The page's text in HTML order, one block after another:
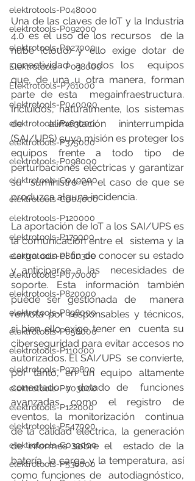
elektrotools-P048000
elektrotools-P092000
elektrotools-P027000
Elektrotools - P038000
Elektrotools-P761000
elektrotools-P040000
elektrotools-P463000
elektrotools-P375000
elektrotools-P098000
elektrotools-C049000
elektrotools-C004000
elektrotools-P120000
elektrotools-P179000
elektrotools-P800300
elektrotools-P070000
elektrotools-P820000
elektrotools-P898000
elektrotools-P058000
elektrotools-P110000
elektrotools-P979800
elektrotools-P003000
elektrotools-P122000
elektrotools-P547000
elektrotools-C039000
elektrotools-P536000
Una de las claves de IoT y la Industria
4.0 es el uso de los recursos  de la
nube (cloud) y ello exige dotar de
conectividad a todos los  equipos
que, de una u otra manera, forman
parte de esta  megainfraestructura.
Incluidos, naturalmente, los sistemas
de  alimentación ininterrumpida
(SAI/UPS) cuya misión es proteger los
equipos frente a todo tipo de
perturbaciones eléctricas y garantizar
su  suministro en el caso de que se
produzca alguna incidencia.
La aportación de IoT a los SAI/UPS es
la comunicación entre el  sistema y la
carga con el fin de conocer su estado
y anticiparse a las  necesidades de
soporte. Esta información también
puede ser gestionada de  manera
remota por responsables y técnicos,
si bien ello exige tener en  cuenta su
ciberseguridad para evitar accesos no
autorizados. El SAI/UPS  se convierte,
por tanto, en un equipo altamente
conectado y dotado de  funciones
avanzadas como el registro de
eventos, la monitorización  continua
de la calidad eléctrica, la generación
de informes sobre el  estado de la
batería, la carga y la temperatura, así
como funciones de  autodiagnóstico,